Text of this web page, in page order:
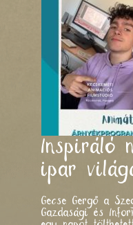
Inspiráló
ipar
Gecse Gergő a
Gazdasági és